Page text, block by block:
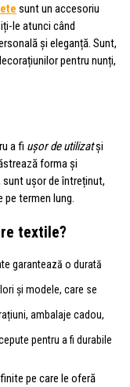
sunt un accesoriu
le atunci când
și eleganță. Sunt,
pentru nunți,
a fi ușor de utilizatși
forma și
ușor de întreținut,
pe termen lung.
textile?
garantează o durată
și modele, care se
ambalaje cadou,
pentru a fi durabile
pe care le oferă